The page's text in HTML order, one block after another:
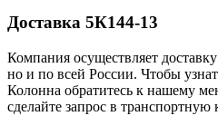
Доставка 5К144-13
Компания осуществляет
но и по всей России. Чтобы
Колонна обратитесь к нашему
сделайте запрос в